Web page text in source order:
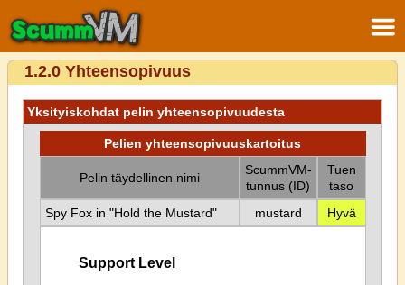
1.2.0 Yhteensopivuus
Yksityiskohdat pelin yhteensopivuudesta
Pelien yhteensopivuuskartoitus
Pelin täydellinen nimi
ScummVM-
tunnus (ID)
Tuen
taso
Spy Fox in "Hold the Mustard"
mustard Hyvä
Support Level